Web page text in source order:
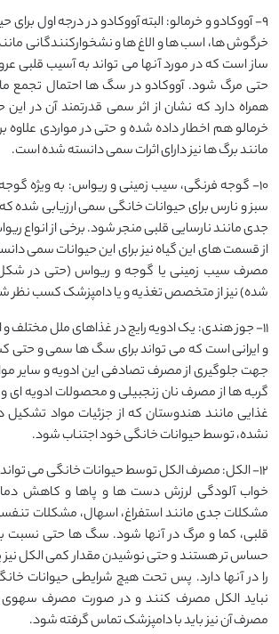
9- آووکادو و خرمالو: البته آووکادو در درجه اول برای
خرگوش ها، اسب ها و الاغ ها و نشخوارکنندگانی
ساز است که در مورد آنها می تواند به آسیب قلبی
حتی مرگ شود. آووکادو در سگ ها احتمال تجمع
همراه دارد که نشان از اثر سمی قدرتمند آن در این
خرمالو هم اخطار داده شده و حتی در مواردی علاوه
مانند برگ ها نیز دارای اثرات سمی دانسته شده است.
10- گوجه فرنگی، سیب زمینی و ریواس: به ویژه
سبز و نارس برای حیوانات خانگی سمی ارزیابی شده
جدی مانند نارسایی قلبی منجر شود. برخی از انواع
از قسمت های این گیاه نیز برای این حیوانات سمی
مصرف سیب زمینی یا گوجه و ریواس (حتی در شکل
شده) نیز از متخصص تغذیه و یا دامپزشک کسب نظر
11- جوز هندی: یک ادویه رایج در غذاهای ملل مختلف
و ایرانی است که می تواند برای سگ ها سمی و حتی
جهت جلوگیری از مصرف تصادفی این ادویه و سایر
گربه ها از مصرف نان زنجبیلی و محصولات ادویه
غذایی مانند هندوستان که از جزئیات مواد
نشده، توسط حیوانات خانگی خود اجتناب شود.
12- الکل: مصرف الکل توسط حیوانات خانگی می
خواب آلودگی لرزش دست ها و پاها و کاهش
مشکلات جدی مانند استفراغ، اسهال، مشکلات
قلبی، کما و مرگ در آنها شود. سگ ها حتی نسبت به
حساس تر هستند و حتی نوشیدن مقدار کمی الکل نیز
را در آنها دارد. پس تحت هیچ شرایطی حیوانات
نباید الکل مصرف کنند و در صورت مصرف
مصرف آن نیز باید با دامپزشک تماس گرفته شود.